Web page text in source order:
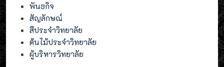
พันธกิจ
สัญลักษณ์
สีประจำวิทยาลัย
ต้นไม้ประจำวิทยาลัย
ผู้บริหารวิทยาลัย